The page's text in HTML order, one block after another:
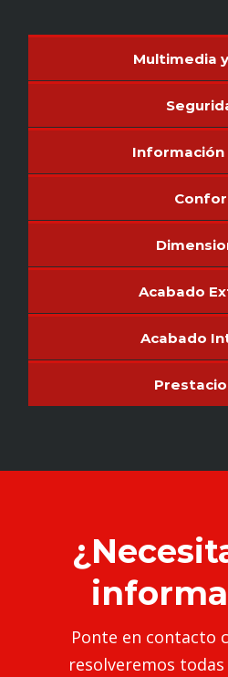
Multimedia
Información
Acabado
Acabado
Ponte en contacto
resolveremos